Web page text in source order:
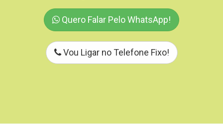
Quero Falar Pelo WhatsApp!
Vou Ligar no Telefone Fixo!